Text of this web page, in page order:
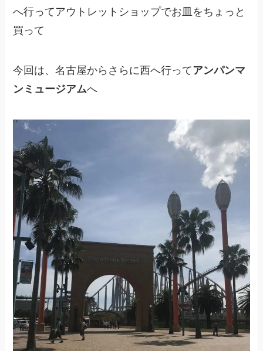
へ行ってアウトレットショップでお皿をちょっと
買って
今回は、名古屋からさらに西へ行ってアンパンマ
ンミュージアムへ